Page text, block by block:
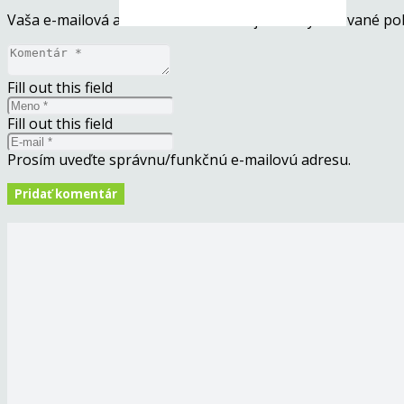
Vaša e-mailová adresa nebude zverejnená. Vyžadované
Fill out this field
Fill out this field
Prosím uveďte správnu/funkčnú e-mailovú adresu.
Pridať komentár